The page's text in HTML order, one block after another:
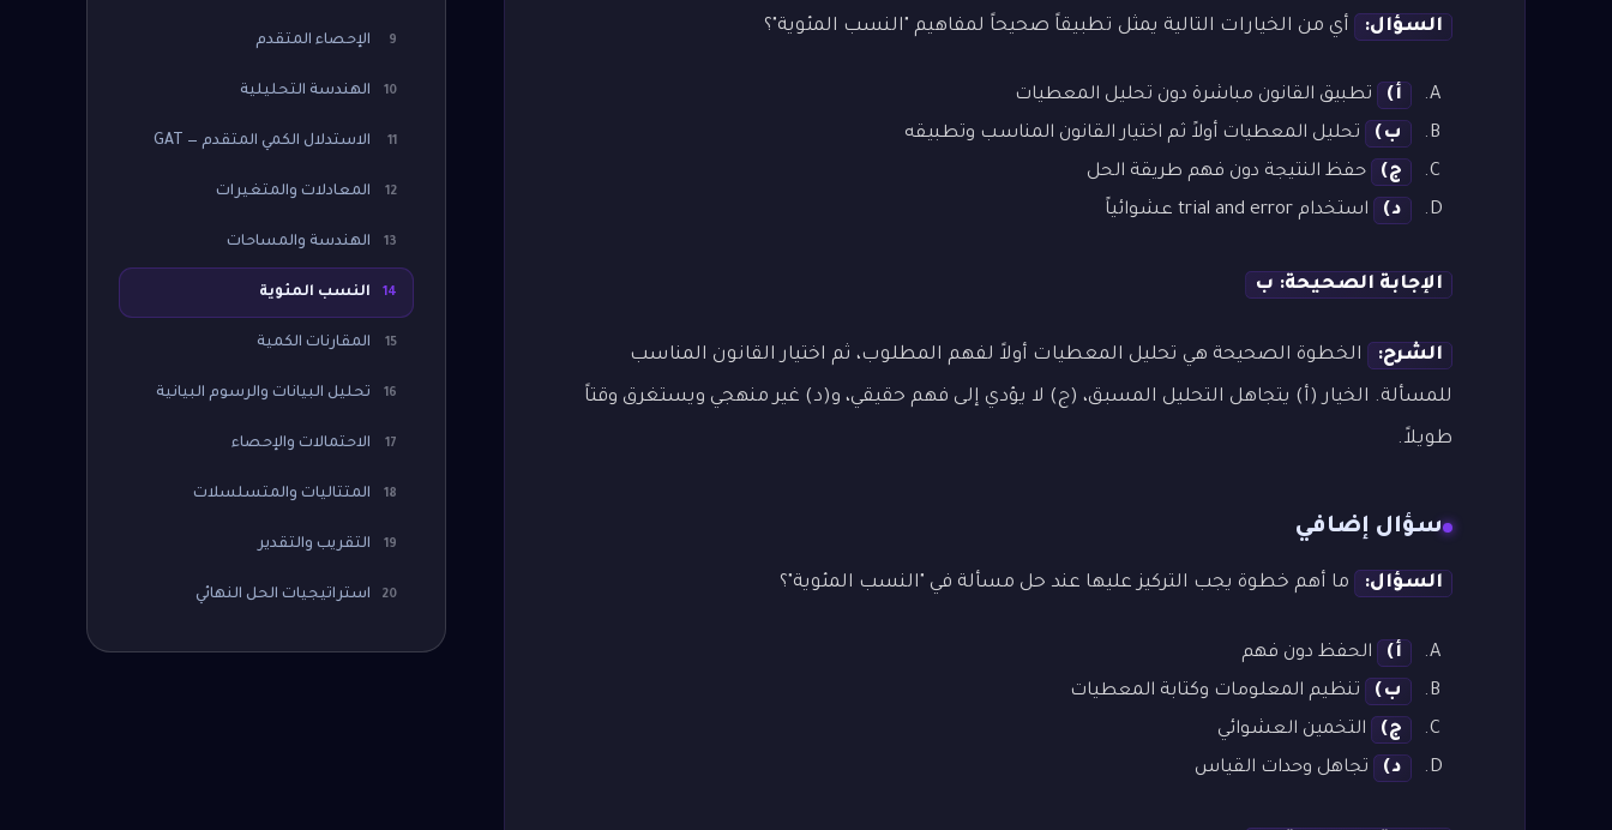
السؤال: أي من الخيارات التالية يمثل تطبيقاً صحيحاً لمفاهيم "النسب المئوية"؟
أ)
تطبيق القانون مباشرة دون تحليل المعطيات
ب)
تحليل المعطيات أولاً ثم اختيار القانون المناسب وتطبيقه
ج)
حفظ النتيجة دون فهم طريقة الحل
د)
استخدام trial and error عشوائياً
الإجابة الصحيحة: ب
الشرح: الخطوة الصحيحة هي تحليل المعطيات أولاً لفهم المطلوب، ثم اختيار القانون المناسب
للمسألة. الخيار (أ) يتجاهل التحليل المسبق، (ج) لا يؤدي إلى فهم حقيقي، و(د) غير منهجي ويستغرق وقتاً
طويلاً.
سؤال إضافي
السؤال: ما أهم خطوة يجب التركيز عليها عند حل مسألة في "النسب المئوية"؟
أ)
الحفظ دون فهم
ب)
تنظيم المعلومات وكتابة المعطيات
ج)
التخمين العشوائي
د)
تجاهل وحدات القياس
9 الإحصاء المتقدم
10 الهندسة التحليلية
11 الاستدلال الكمي المتقدم — GAT
12 المعادلات والمتغيرات
13 الهندسة والمساحات
14 النسب المئوية
15 المقارنات الكمية
16 تحليل البيانات والرسوم البيانية
17 الاحتمالات والإحصاء
18 المتتاليات والمتسلسلات
19 التقريب والتقدير
20 استراتيجيات الحل النهائي